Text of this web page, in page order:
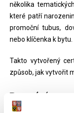
několika
které patří
promoční tubus,
nebo klíčenka k bytu.
Takto vytvořený
způsob, jak vytvořit
Darování
distributora